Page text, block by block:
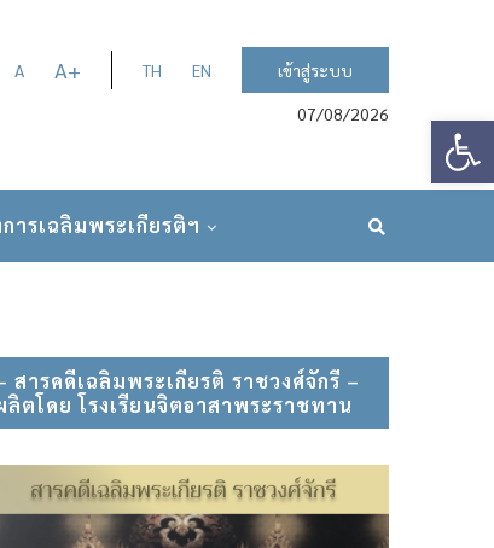
A A+ TH EN
เข้าสู่ระบบ
07/08/2026
การเฉลิมพระเกียรติฯ
สารคดีเฉลิมพระเกียรติ ราชวงศ์จักรี –
ลิตโดย โรงเรียนจิตอาสาพระราชทาน